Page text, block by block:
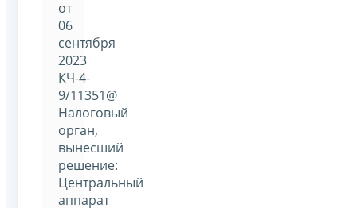
от
06
сентября
2023
КЧ-4-
9/11351@
Налоговый
орган,
вынесший
решение:
Центральный
аппарат